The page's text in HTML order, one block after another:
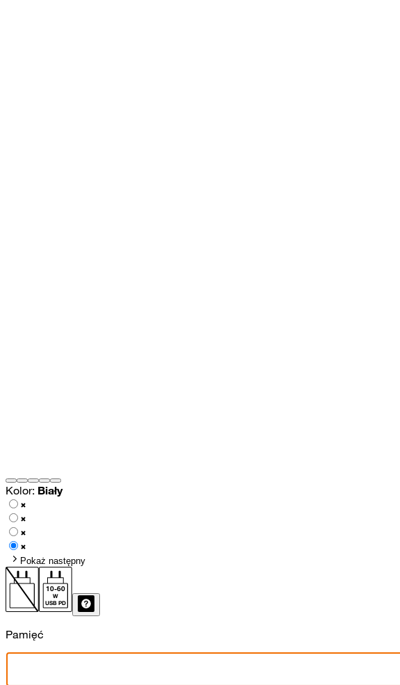
Kolor: Biały
Pokaż następny
10-60
W
USB PD
Pamięć